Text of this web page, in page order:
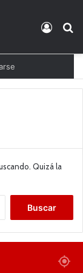
Quizá la